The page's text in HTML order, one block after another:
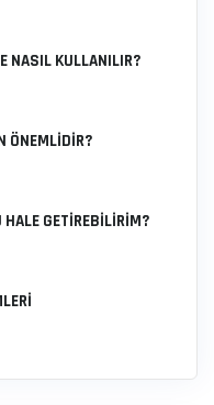
NASIL KULLANILIR?
ÖNEMLIDIR?
GETIREBILIRIM?